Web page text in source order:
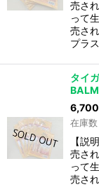
売さ
って
売さ
プラ
タイ
6,700
在庫
【説
売さ
って
売さ